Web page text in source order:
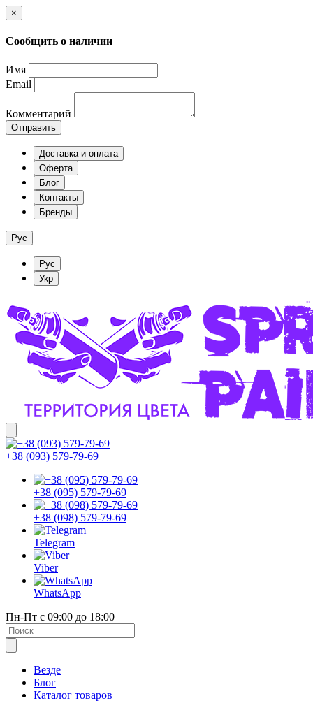
×
Сообщить о наличии
Имя
Email
Комментарий
Отправить
Доставка и оплата
Оферта
Блог
Контакты
Бренды
Рус
Рус
Укр
+38 (093) 579-79-69
+38 (095) 579-79-69
+38 (098) 579-79-69
Telegram
Viber
WhatsApp
Пн-Пт с 09:00 до 18:00
Везде
Блог
Каталог товаров